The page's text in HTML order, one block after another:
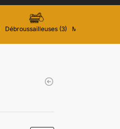
Débroussailleuses (3) Mini-